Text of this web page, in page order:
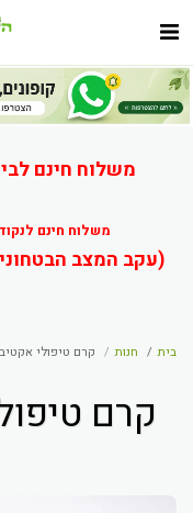
משלוח חינם לבית
משלוח חינם לנקודת
(עקב המצב
בית חנות קרם טיפולי
קרם